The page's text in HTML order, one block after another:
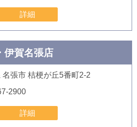
詳細
伊賀名張店
名張市 桔梗が丘5番町2-2
2900
詳細